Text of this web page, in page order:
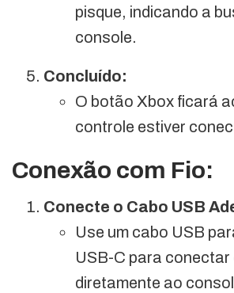
pisque, indicando a
console.
Concluído:
O botão Xbox ficará
controle estiver
Conexão com Fio:
Conecte o Cabo USB
Use um cabo USB
USB-C para conectar
diretamente ao